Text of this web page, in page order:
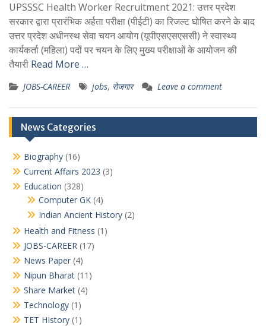
UPSSSC Health Worker Recruitment 2021: उत्तर प्रदेश
सरकार द्वारा प्रारंभिक अर्हता परीक्षा (पीईटी) का रिजल्ट घोषित करने के बाद
उत्तर प्रदेश अधीनस्थ सेवा चयन आयोग (यूपीएसएसएससी) ने स्वास्थ्य
कार्यकर्ता (महिला) पदों पर चयन के लिए मुख्य परीक्षाओं के आयोजन की
तैयारी Read More …
JOBS-CAREER jobs, रोजगार Leave a comment
News Categories
Biography (16)
Current Affairs 2023 (3)
Education (328)
Computer GK (4)
Indian Ancient History (2)
Health and Fitness (1)
JOBS-CAREER (17)
News Paper (4)
Nipun Bharat (11)
Share Market (4)
Technology (1)
TET HIstory (1)